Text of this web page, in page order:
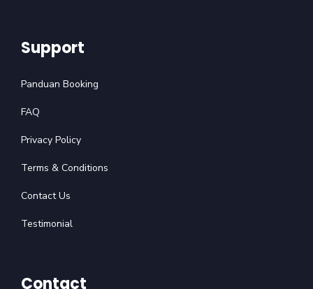
Support
Panduan Booking
FAQ
Privacy Policy
Terms & Conditions
Contact Us
Testimonial
Contact